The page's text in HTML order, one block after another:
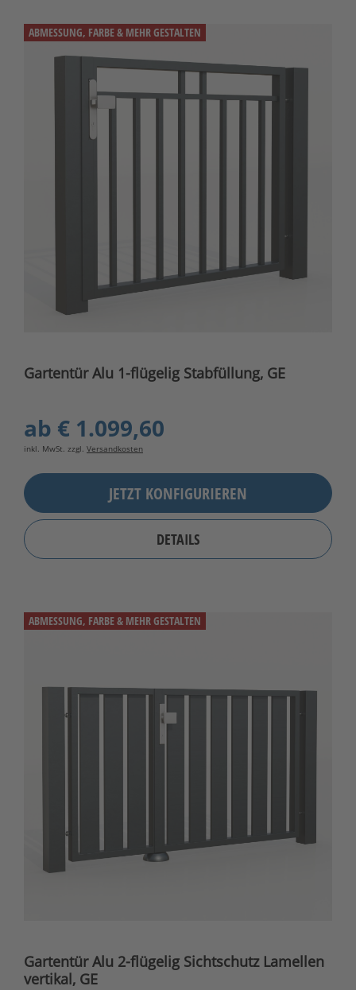
ABMESSUNG, FARBE & MEHR GESTALTEN
Gartentür Alu 1-flügelig Stabfüllung, GE
ab € 1.099,60
inkl. MwSt. zzgl. Versandkosten
JETZT KONFIGURIEREN
DETAILS
ABMESSUNG, FARBE & MEHR GESTALTEN
Gartentür Alu 2-flügelig Sichtschutz Lamellen
vertikal, GE